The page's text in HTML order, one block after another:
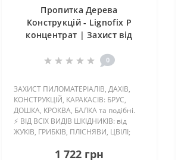
Пропитка Дерева
Конструкцій - Lignofix P
концентрат | Захист від
Короїда
0
ЗАХИСТ ПИЛОМАТЕРІАЛІВ, ДАХІВ,
КОНСТРУКЦІЙ, КАРАКАСІВ: БРУС,
ДОШКА, КРОКВА, БАЛКА та подібні.
⚡ ВІД ВСІХ ВИДІВ ШКІДНИКІВ: від
ЖУКІВ, ГРИБКІВ, ПЛІСНЯВИ, ЦВІЛІ;
ВЕСЬ ЧАС ЕКСПЛУАТАЦІЇ КОНСТРУ..
1 722 грн